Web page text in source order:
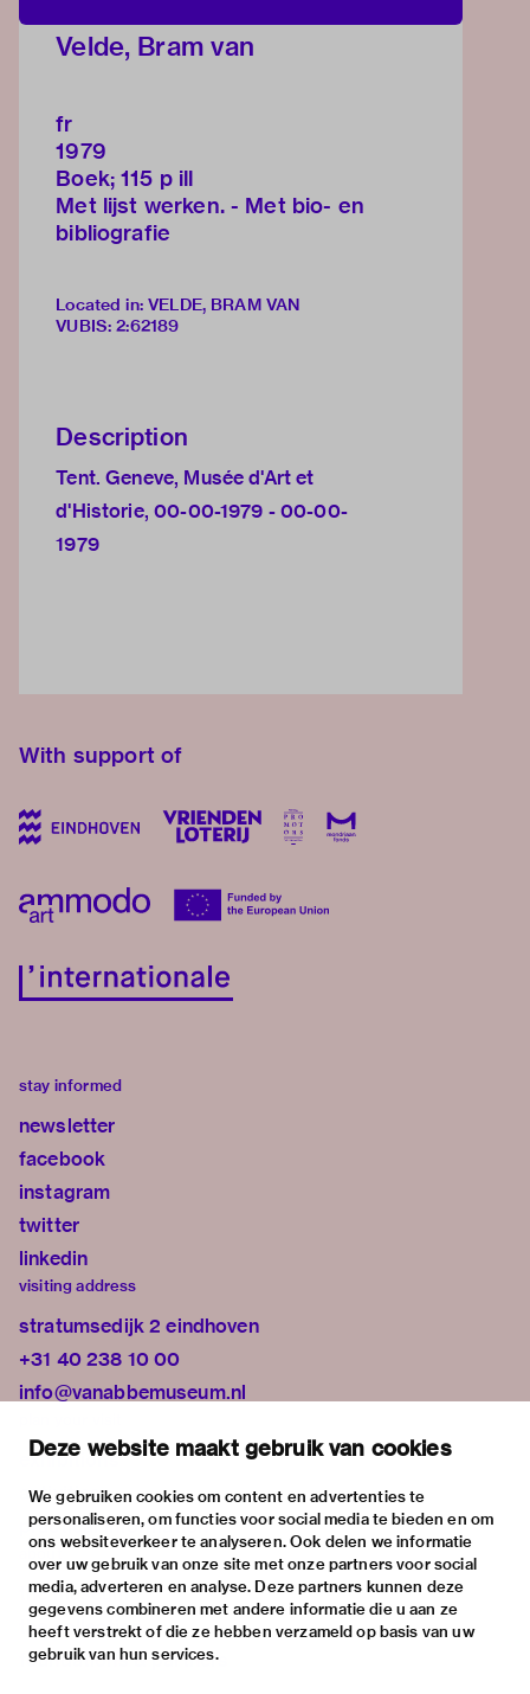
Deze website maakt gebruik van cookies
We gebruiken cookies om content en advertenties te
personaliseren, om functies voor social media te bieden en om
ons websiteverkeer te analyseren. Ook delen we informatie
over uw gebruik van onze site met onze partners voor social
media, adverteren en analyse. Deze partners kunnen deze
gegevens combineren met andere informatie die u aan ze
heeft verstrekt of die ze hebben verzameld op basis van uw
gebruik van hun services.
Velde, Bram van
fr
1979
Boek; 115 p ill
Met lijst werken. - Met bio- en
bibliografie
Located in: VELDE, BRAM VAN
VUBIS: 2:62189
Description
Tent. Geneve, Musée d'Art et
d'Historie, 00-00-1979 - 00-00-
1979
With support of
stay informed
newsletter
facebook
instagram
twitter
linkedin
visiting address
stratumsedijk 2 eindhoven
+31 40 238 10 00
info@vanabbemuseum.nl
exhibitions
activities
practical information
about
the museum
the collection
foundations & partners